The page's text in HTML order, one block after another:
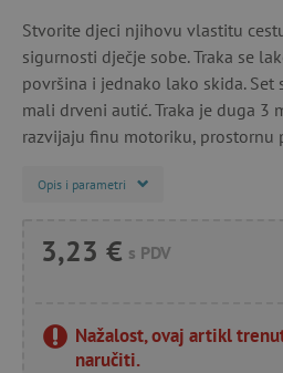
Stvorite djeci njihovu vlastitu
sigurnosti dječje sobe. Traka se
površina i jednako lako skida.
mali drveni autić. Traka je duga 3
razvijaju finu motoriku, prostornu
Opis i parametri
3,23 € s PDV
Nažalost, ovaj artikl
naručiti.